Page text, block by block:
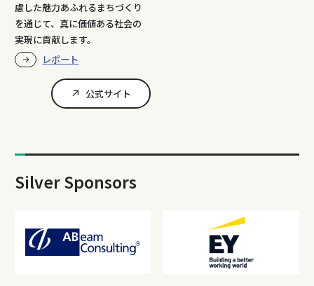
慮した魅力あふれるまちづくり
を通じて、真に価値ある社会の
実現に貢献します。
レポート
公式サイト
Silver Sponsors